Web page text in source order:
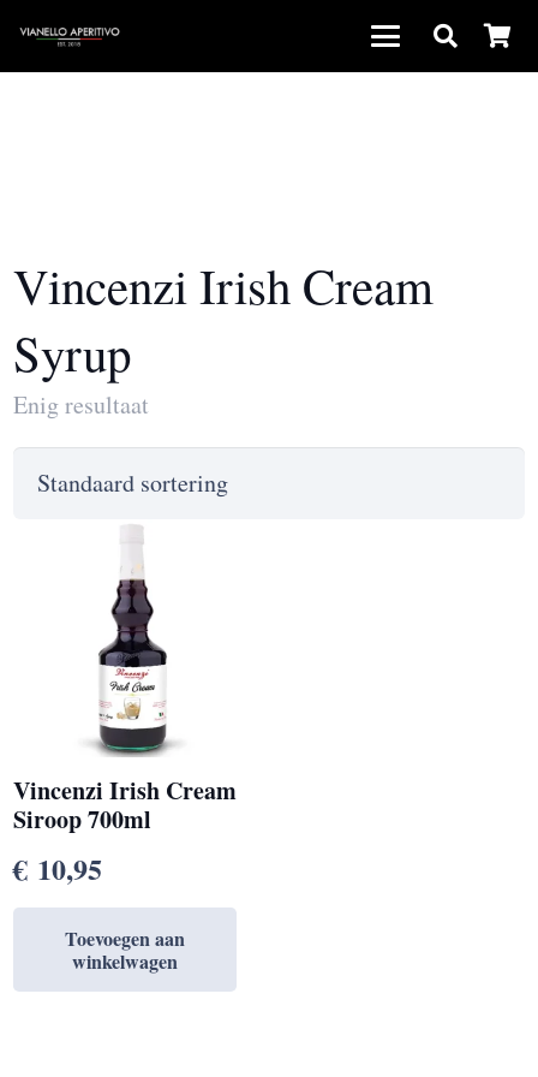
Vincenzi Irish Cream
Syrup
Enig resultaat
Vincenzi Irish Cream
Siroop 700ml
€ 10,95
Toevoegen aan
winkelwagen